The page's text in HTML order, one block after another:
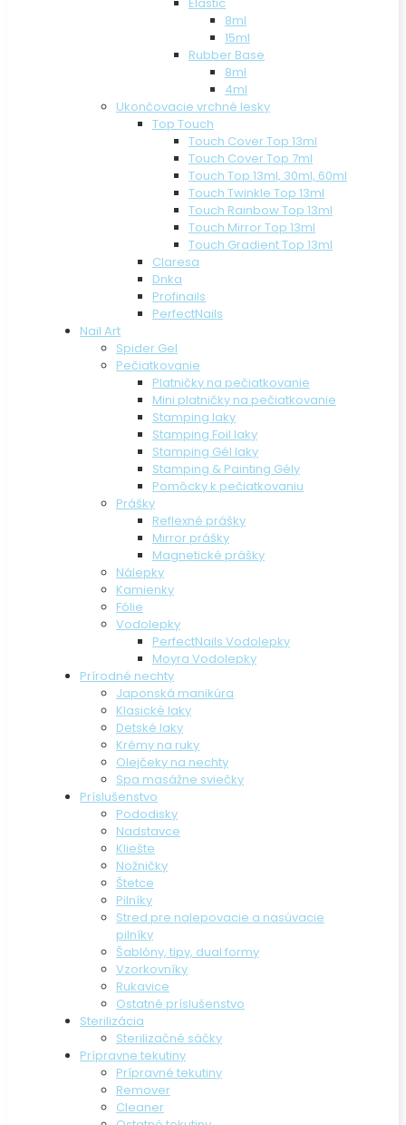
8ml
15ml
Rubber Base
8ml
4ml
Ukončovacie vrchné lesky
Top Touch
Touch Cover Top 13ml
Touch Cover Top 7ml
Touch Top 13ml, 30ml, 60ml
Touch Twinkle Top 13ml
Touch Rainbow Top 13ml
Touch Mirror Top 13ml
Touch Gradient Top 13ml
Claresa
Dnka
Profinails
PerfectNails
Nail Art
Spider Gel
Pečiatkovanie
Platničky na pečiatkovanie
Mini platničky na pečiatkovanie
Stamping laky
Stamping Foil laky
Stamping Gél laky
Stamping & Painting Gély
Pomôcky k pečiatkovaniu
Prášky
Reflexné prášky
Mirror prášky
Magnetické prášky
Nálepky
Kamienky
Fólie
Vodolepky
PerfectNails Vodolepky
Moyra Vodolepky
Prírodné nechty
Japonská manikúra
Klasické laky
Detské laky
Krémy na ruky
Olejčeky na nechty
Spa masážne sviečky
Príslušenstvo
Pododisky
Nadstavce
Kliešte
Nožničky
Štetce
Pilníky
Stred pre nalepovacie a nasúvacie
pilníky
Šablóny, tipy, dual formy
Vzorkovníky
Rukavice
Ostatné príslušenstvo
Sterilizácia
Sterilizačné sáčky
Prípravne tekutiny
Prípravné tekutiny
Remover
Cleaner